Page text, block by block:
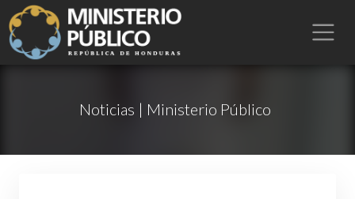
Noticias | Ministerio Público